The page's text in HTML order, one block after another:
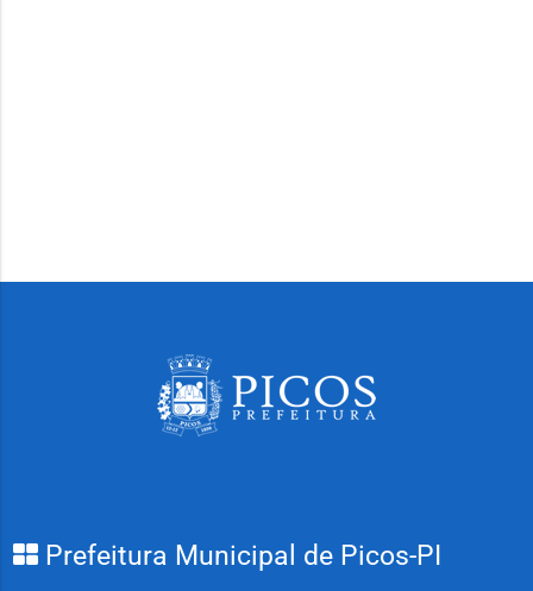
Prefeitura Municipal de Picos-PI